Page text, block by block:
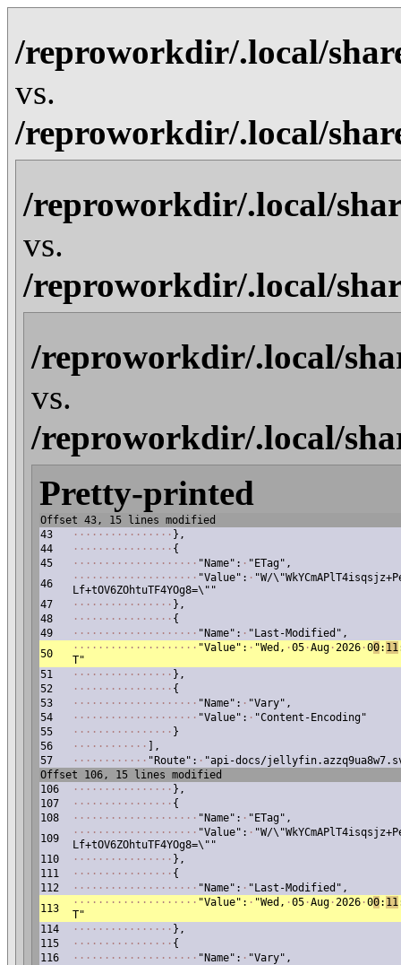
/reproworkdir/.local/
vs.
/reproworkdir/.local/
/reproworkdir/.local/
vs.
/reproworkdir/.local/
/reproworkdir/.local/
vs.
/reproworkdir/.local/
Pretty-printed
Offset 43, 15 lines modified
43
· · · · · · · · · · · · · · · · },
44
· · · · · · · · · · · · · · · · {
45
· · · · · · · · · · · · · · · · · · · · "Name": · "ETag",
46
· · · · · · · · · · · · · · · · · · · · "Value": · "W/
Lf+tOV6ZOhtuTF4YOg8=\""
47
· · · · · · · · · · · · · · · · },
48
· · · · · · · · · · · · · · · · {
49
· · · · · · · · · · · · · · · · · · · · "Name": · "Last-Modified",
50
· · · · · · · · · · · · · · · · · · · · "Value": · "Wed, ·05 ·Aug ·2026 ·00: 11
T"
51
· · · · · · · · · · · · · · · · },
52
· · · · · · · · · · · · · · · · {
53
· · · · · · · · · · · · · · · · · · · · "Name": · "Vary",
54
· · · · · · · · · · · · · · · · · · · · "Value": · "Content-Encoding"
55
· · · · · · · · · · · · · · · · }
56
· · · · · · · · · · · ·
],
57
· · · · · · · · · · · · "Route": · "api-docs/
Offset 106, 15 lines modified
106
· · · · · · · · · · · · · · · · },
107
· · · · · · · · · · · · · · · · {
108
· · · · · · · · · · · · · · · · · · · · "Name": · "ETag",
109
· · · · · · · · · · · · · · · · · · · · "Value": · "W/
Lf+tOV6ZOhtuTF4YOg8=\""
110
· · · · · · · · · · · · · · · · },
111
· · · · · · · · · · · · · · · · {
112
· · · · · · · · · · · · · · · · · · · · "Name": · "Last-Modified",
113
· · · · · · · · · · · · · · · · · · · · "Value": · "Wed, ·05 ·Aug ·2026 ·00: 11
T"
114
· · · · · · · · · · · · · · · · },
115
· · · · · · · · · · · · · · · · {
116
· · · · · · · · · · · · · · · · · · · · "Name": · "Vary",